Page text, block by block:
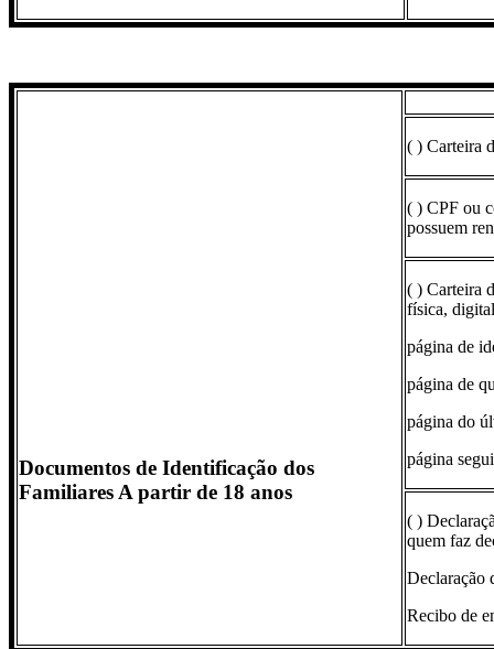
Documentos de Identificação dos
Familiares A partir de 18 anos
( ) Carteira
( ) CPF ou
possuem
( ) Carteira
física,
página de
página de
página do
página
( )
quem faz
Declaração
Recibo de